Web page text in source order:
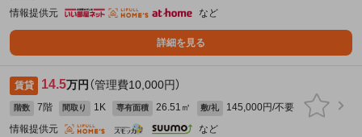
情報提供元
など
詳細を見る
賃貸 14.5万円 （管理費10,000円）
階数 7階 間取り 1K 専有面積 26.51㎡ 敷/礼
145,000円/不要
情報提供元
など